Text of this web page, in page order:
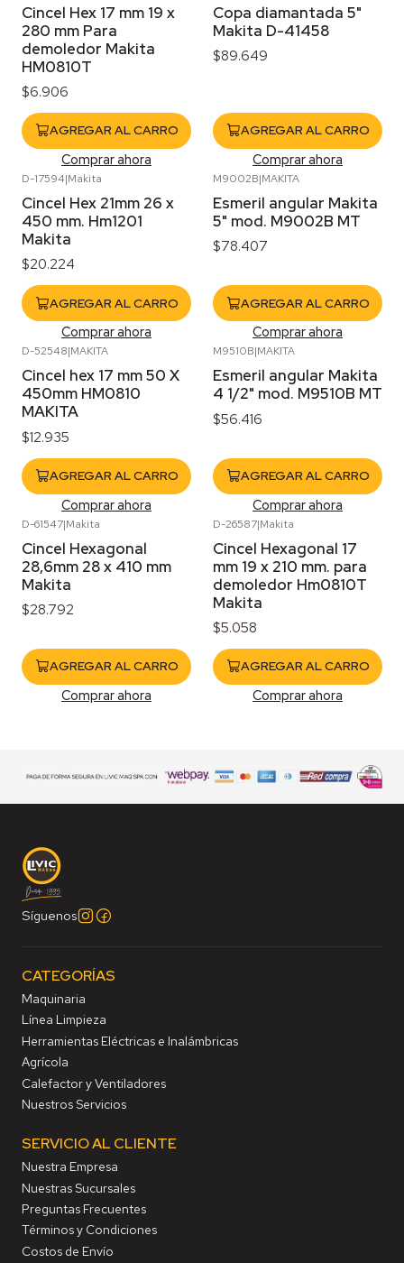
Cincel Hex 17 mm 19 x
280 mm Para
demoledor Makita
HM0810T
$6.906
AGREGAR AL CARRO
Comprar ahora
Copa diamantada 5"
Makita D-41458
$89.649
AGREGAR AL CARRO
Comprar ahora
D-17594|Makita
Cincel Hex 21mm 26 x
450 mm. Hm1201
Makita
$20.224
AGREGAR AL CARRO
Comprar ahora
M9002B|MAKITA
Esmeril angular Makita
5" mod. M9002B MT
$78.407
AGREGAR AL CARRO
Comprar ahora
D-52548|MAKITA
Cincel hex 17 mm 50 X
450mm HM0810
MAKITA
$12.935
AGREGAR AL CARRO
Comprar ahora
M9510B|MAKITA
Esmeril angular Makita
4 1/2" mod. M9510B MT
$56.416
AGREGAR AL CARRO
Comprar ahora
D-61547|Makita
Cincel Hexagonal
28,6mm 28 x 410 mm
Makita
$28.792
AGREGAR AL CARRO
Comprar ahora
D-26587|Makita
Cincel Hexagonal 17
mm 19 x 210 mm. para
demoledor Hm0810T
Makita
$5.058
AGREGAR AL CARRO
Comprar ahora
Síguenos
CATEGORÍAS
Maquinaria
Línea Limpieza
Herramientas Eléctricas e Inalámbricas
Agrícola
Calefactor y Ventiladores
Nuestros Servicios
SERVICIO AL CLIENTE
Nuestra Empresa
Nuestras Sucursales
Preguntas Frecuentes
Términos y Condiciones
Costos de Envío